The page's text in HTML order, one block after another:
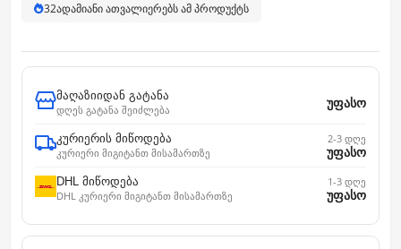
32ადამიანი ათვალიერებს ამ პროდუქტს
მაღაზიიდან გატანა
დღეს გატანა შეიძლება
უფასო
კურიერის მიწოდება
კურიერი მიგიტანთ მისამართზე
2-3 დღე
უფასო
DHL მიწოდება
DHL კურიერი მიგიტანთ მისამართზე
1-3 დღე
უფასო